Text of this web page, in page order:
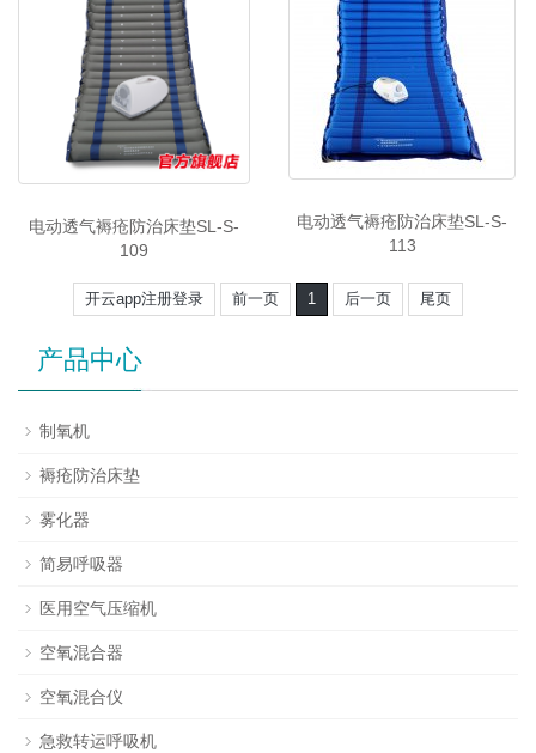
电动透气褥疮防治床垫SL-S-
109
电动透气褥疮防治床垫SL-S-
113
开云app注册登录 前一页 1 后一页 尾页
产品中心
制氧机
褥疮防治床垫
雾化器
简易呼吸器
医用空气压缩机
空氧混合器
空氧混合仪
急救转运呼吸机